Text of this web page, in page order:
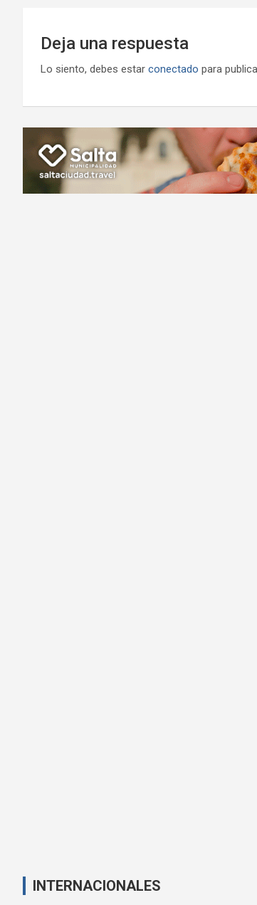
Deja una respuesta
Lo siento, debes estar conectado para
INTERNACIONALES